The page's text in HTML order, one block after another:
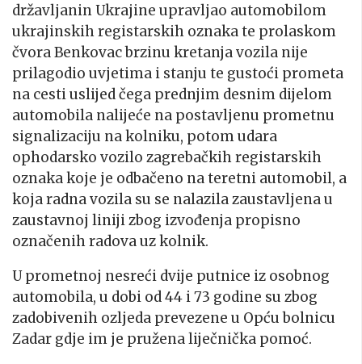
državljanin Ukrajine upravljao automobilom
ukrajinskih registarskih oznaka te prolaskom
čvora Benkovac brzinu kretanja vozila nije
prilagodio uvjetima i stanju te gustoći prometa
na cesti uslijed čega prednjim desnim dijelom
automobila nalijeće na postavljenu prometnu
signalizaciju na kolniku, potom udara
ophodarsko vozilo zagrebačkih registarskih
oznaka koje je odbačeno na teretni automobil, a
koja radna vozila su se nalazila zaustavljena u
zaustavnoj liniji zbog izvođenja propisno
označenih radova uz kolnik.
U prometnoj nesreći dvije putnice iz osobnog
automobila, u dobi od 44 i 73 godine su zbog
zadobivenih ozljeda prevezene u Opću bolnicu
Zadar gdje im je pružena liječnička pomoć.